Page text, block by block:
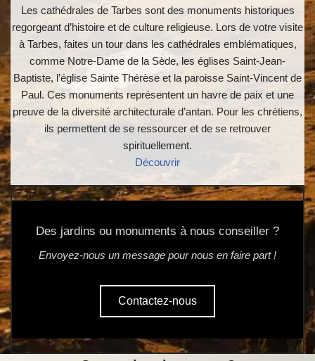
Les cathédrales de Tarbes sont des monuments historiques
regorgeant d’histoire et de culture religieuse. Lors de votre visite
à Tarbes, faites un tour dans les cathédrales emblématiques,
comme Notre-Dame de la Sède, les églises Saint-Jean-
Baptiste, l’église Sainte Thérèse et la paroisse Saint-Vincent de
Paul. Ces monuments représentent un havre de paix et une
preuve de la diversité architecturale d’antan. Pour les chrétiens,
ils permettent de se ressourcer et de se retrouver
spirituellement.
Découvrir
Des jardins ou monuments à nous conseiller ?
Envoyez-nous un message pour nous en faire part !
Contactez-nous